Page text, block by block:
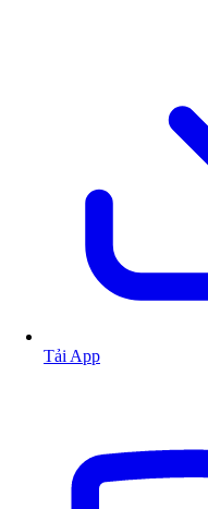
Tải App